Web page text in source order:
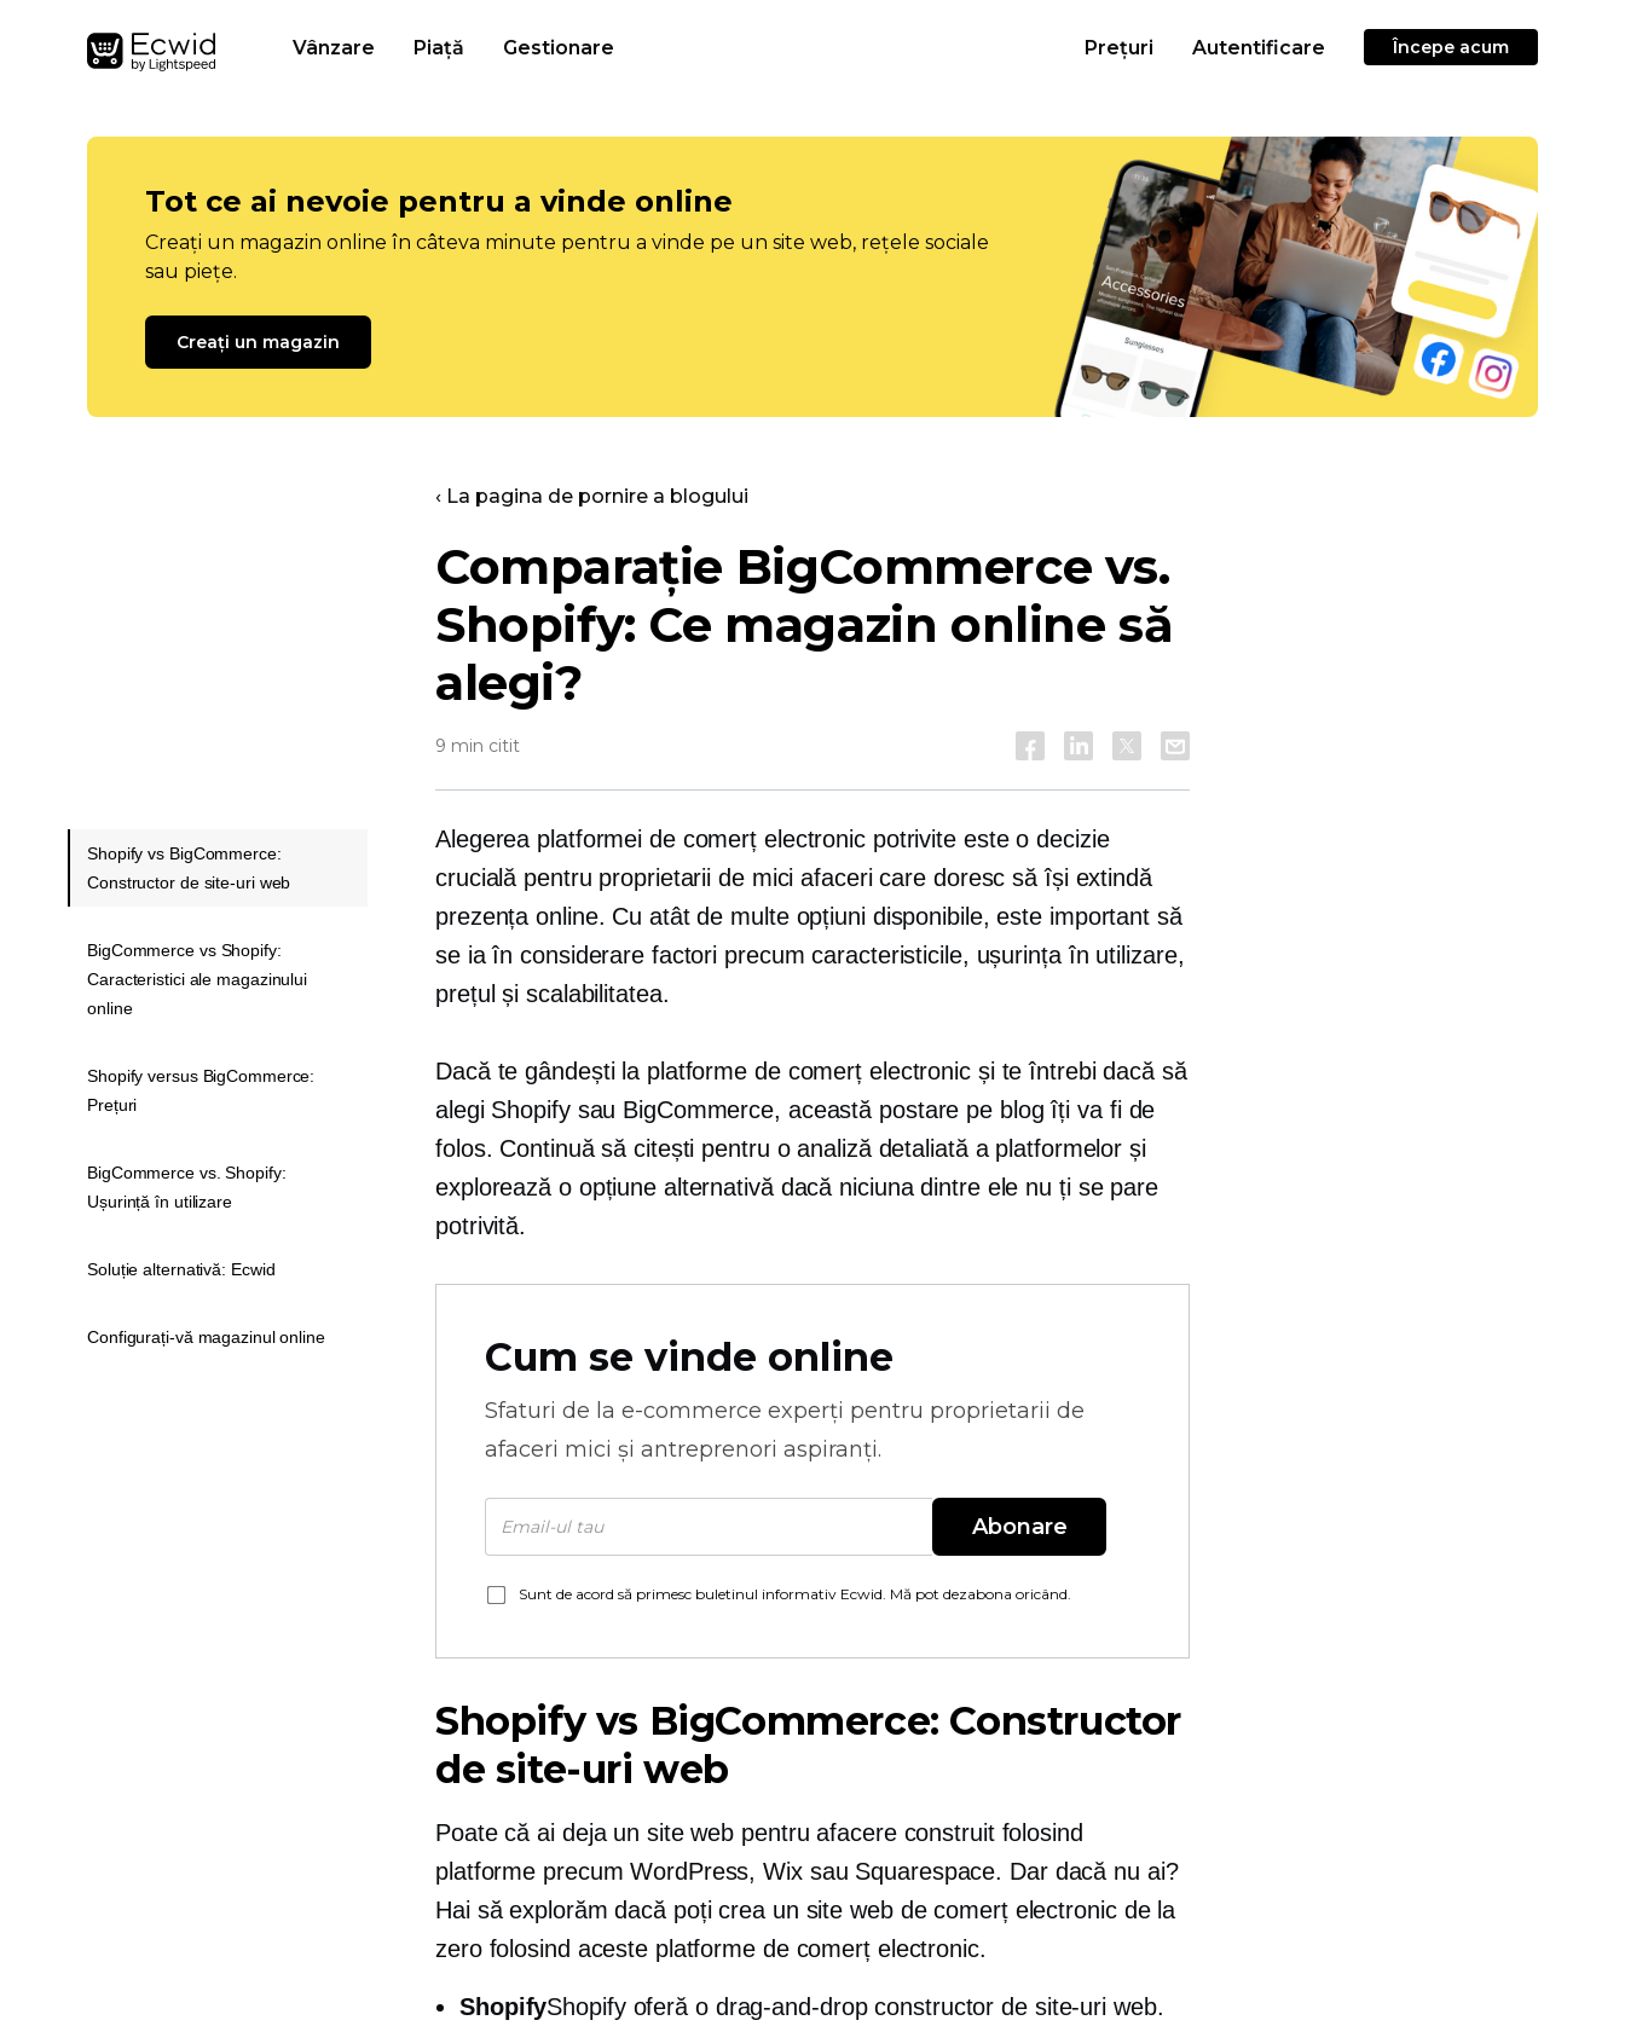
Vânzare Piață Gestionare Prețuri Autentificare Începe acum
Tot ce ai nevoie pentru a vinde online
Creați un magazin online în câteva minute pentru a vinde pe un site web, rețele sociale
sau piețe.
Creați un magazin
‹ La pagina de pornire a blogului
Comparație BigCommerce vs.
Shopify: Ce magazin online să
alegi?
9 min citit
Alegerea platformei de comerț electronic potrivite este o decizie
crucială pentru proprietarii de mici afaceri care doresc să își extindă
prezența online. Cu atât de multe opțiuni disponibile, este important să
se ia în considerare factori precum caracteristicile, ușurința în utilizare,
prețul și scalabilitatea.
Dacă te gândești la platforme de comerț electronic și te întrebi dacă să
alegi Shopify sau BigCommerce, această postare pe blog îți va fi de
folos. Continuă să citești pentru o analiză detaliată a platformelor și
explorează o opțiune alternativă dacă niciuna dintre ele nu ți se pare
potrivită.
Cum se vinde online
Sfaturi de la e-commerce experți pentru proprietarii de
afaceri mici și antreprenori aspiranți.
Abonare
Sunt de acord să primesc buletinul informativ Ecwid. Mă pot dezabona oricând.
Shopify vs BigCommerce: Constructor
de site-uri web
Poate că ai deja un site web pentru afacere construit folosind
platforme precum WordPress, Wix sau Squarespace. Dar dacă nu ai?
Hai să explorăm dacă poți crea un site web de comerț electronic de la
zero folosind aceste platforme de comerț electronic.
ShopifyShopify oferă o drag-and-dropconstructor de site-uri web.
Shopify vs BigCommerce:
Constructor de site-uri web
BigCommerce vs Shopify:
Caracteristici ale magazinului
online
Shopify versus BigCommerce:
Prețuri
BigCommerce vs. Shopify:
Ușurință în utilizare
Soluție alternativă: Ecwid
Configurați-vă magazinul online